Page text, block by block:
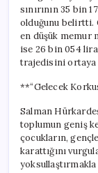
sınırının 35 bin
olduğunu belirtti.
en düşük memur
ise 26 bin 054
trajedisini ortaya
**“Gelecek
Salman
toplumun geniş
çocukların,
karattığını